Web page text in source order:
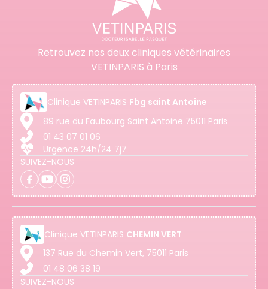
Retrouvez nos deux cliniques vétérinaires
VETINPARIS à Paris
Clinique VETINPARIS Fbg saint Antoine
89 rue du Faubourg Saint Antoine 75011 Paris
01 43 07 01 06
Urgence 24h/24 7j7
SUIVEZ-NOUS
Clinique VETINPARIS CHEMIN VERT
137 Rue du Chemin Vert, 75011 Paris
01 48 06 38 19
SUIVEZ-NOUS